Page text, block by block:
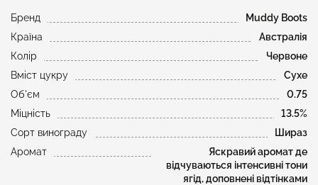
Бренд
Muddy Boots
Країна
Австралія
Колір
Червоне
Вміст цукру
Сухе
Об'єм
0.75
Міцність
13.5%
Сорт винограду
Шираз
Аромат
Яскравий аромат де
відчуваються інтенсивні тони
ягід, доповнені відтінками